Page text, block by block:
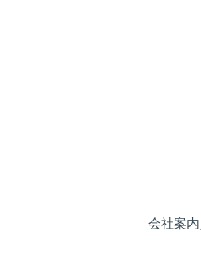
会社案